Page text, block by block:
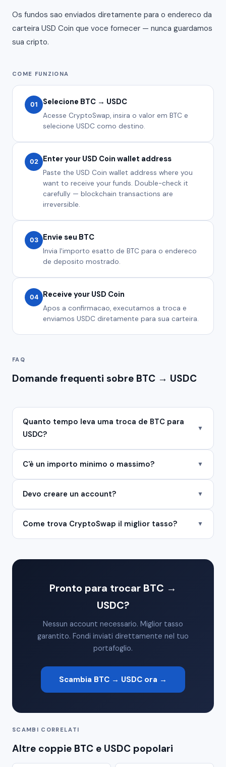
Os fundos sao enviados diretamente para o endereco da
carteira USD Coin que voce fornecer — nunca guardamos
sua cripto.
COME FUNZIONA
01 Selecione BTC → USDC
Acesse CryptoSwap, insira o valor em BTC e
selecione USDC como destino.
02 Enter your USD Coin wallet address
Paste the USD Coin wallet address where you
want to receive your funds. Double-check it
carefully — blockchain transactions are
irreversible.
03 Envie seu BTC
Invia l'importo esatto de BTC para o endereco
de deposito mostrado.
04 Receive your USD Coin
Apos a confirmacao, executamos a troca e
enviamos USDC diretamente para sua carteira.
FAQ
Domande frequenti sobre BTC → USDC
Quanto tempo leva uma troca de BTC para
USDC?
▼
C'è un importo minimo o massimo? ▼
Devo creare un account? ▼
Come trova CryptoSwap il miglior tasso? ▼
Pronto para trocar BTC →
USDC?
Nessun account necessario. Miglior tasso
garantito. Fondi inviati direttamente nel tuo
portafoglio.
Scambia BTC → USDC ora →
SCAMBI CORRELATI
Altre coppie BTC e USDC popolari